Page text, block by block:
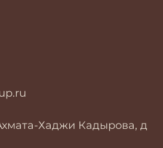
Хаджи Кадырова, д